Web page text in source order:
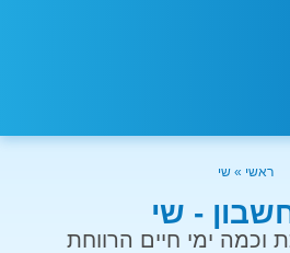
ראשי »שי
- שי
ימי חיים הרווחת